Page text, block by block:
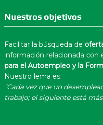
Nuestros objetivos
Facilitar la búsqueda de
información relacionada con
para el Autoempleo y la
Nuestro lema es:
"Cada vez que un
trabajo; el siguiente está